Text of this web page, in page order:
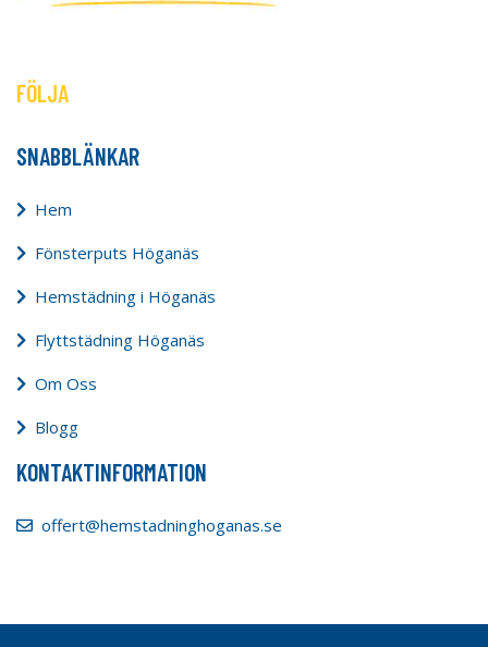
FÖLJA
SNABBLÄNKAR
Hem
Fönsterputs Höganäs
Hemstädning i Höganäs
Flyttstädning Höganäs
Om Oss
Blogg
KONTAKTINFORMATION
offert@hemstadninghoganas.se